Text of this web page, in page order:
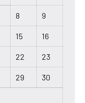
8 9
15 16
22 23
29 30